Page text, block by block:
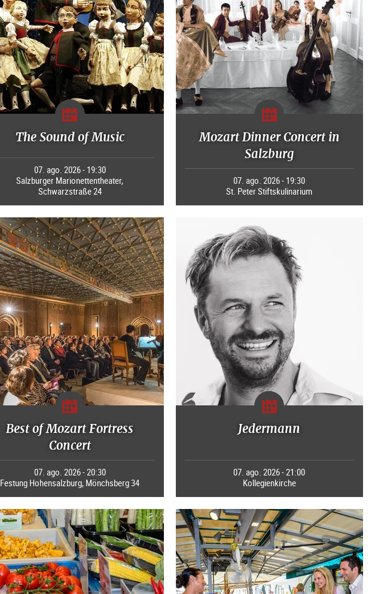
The Sound of Music
07. ago. 2026 - 19:30
Salzburger Marionettentheater,
Schwarzstraße 24
Mozart Dinner Concert in
Salzburg
07. ago. 2026 - 19:30
St. Peter Stiftskulinarium
Best of Mozart Fortress
Concert
07. ago. 2026 - 20:30
Festung Hohensalzburg, Mönchsberg 34
Jedermann
07. ago. 2026 - 21:00
Kollegienkirche